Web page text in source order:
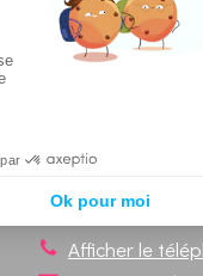
Secrétariat en
Afficher le